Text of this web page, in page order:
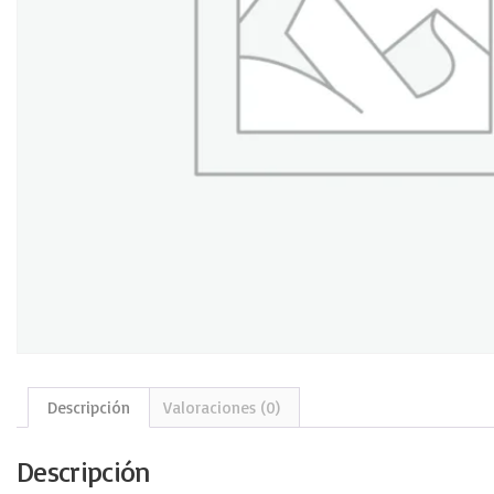
Descripción Valoraciones (0)
Descripción